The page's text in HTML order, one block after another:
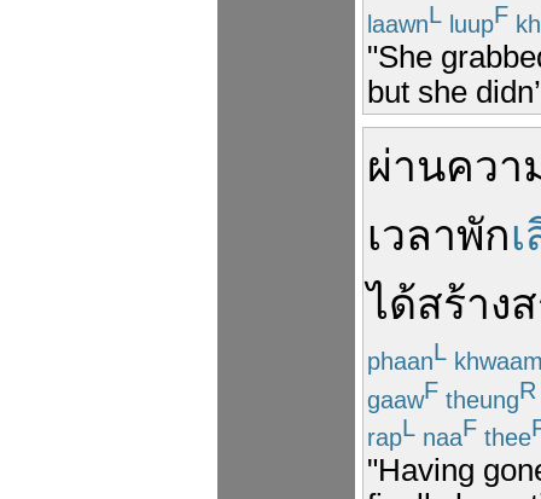
laawnL luupF
"She
but she
ผ่านควา
เวลาพัก
ได้สร้าง
phaanL
gaawF theungR
rapL naaF thee
"Having